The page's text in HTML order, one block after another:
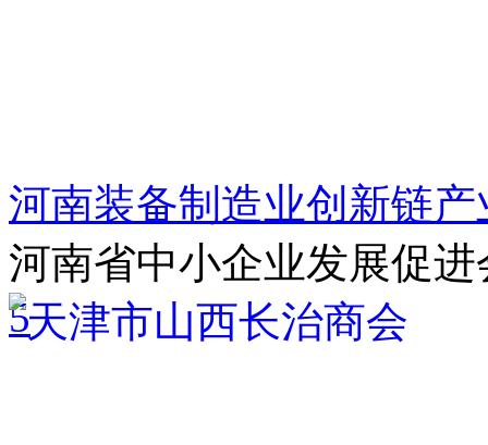
河南装备制造业创新链
河南省中小企业发展促进
5